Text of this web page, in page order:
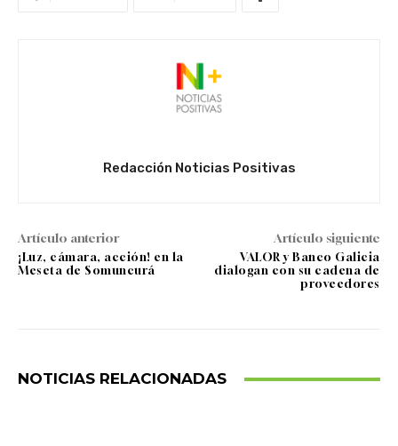
Redacción Noticias Positivas
Artículo anterior
¡Luz, cámara, acción! en la
Meseta de Somuncurá
Artículo siguiente
VALOR y Banco Galicia
dialogan con su cadena de
proveedores
NOTICIAS RELACIONADAS